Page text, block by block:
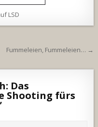
LSD
Fummeleien, Fummeleien… →
Das
Shooting fürs